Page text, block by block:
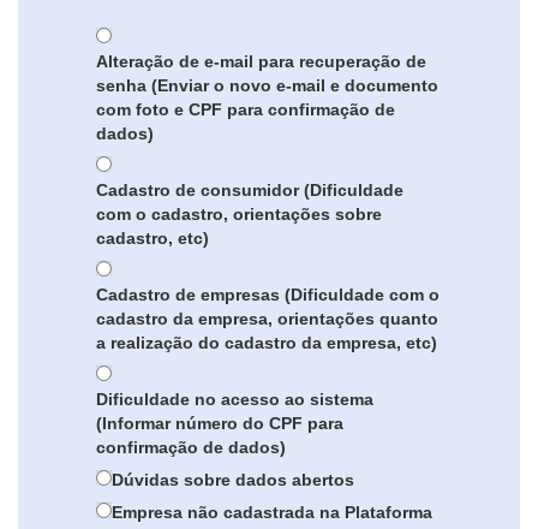
Alteração de e-mail para recuperação de
senha (Enviar o novo e-mail e documento
com foto e CPF para confirmação de
dados)
Cadastro de consumidor (Dificuldade
com o cadastro, orientações sobre
cadastro, etc)
Cadastro de empresas (Dificuldade com o
cadastro da empresa, orientações quanto
a realização do cadastro da empresa, etc)
Dificuldade no acesso ao sistema
(Informar número do CPF para
confirmação de dados)
Dúvidas sobre dados abertos
Empresa não cadastrada na Plataforma